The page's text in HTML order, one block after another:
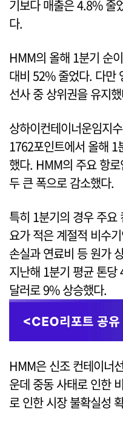
기보다 매출은 4.8% 줄
다.
HMM의 올해 1분기 순
대비 52% 줄었다. 다만
선사 중 상위권을 유지
상하이컨테이너운임지
1762포인트에서 올해
했다. HMM의 주요 항
두 큰 폭으로 감소했다.
특히 1분기의 경우 주요
요가 적은 계절적 비수
손실과 연료비 등 원가
지난해 1분기 평균 톤
달러로 9% 상승했다.
HMM은 신조 컨테이너
운데 중동 사태로 인한
로 인한 시장 불확실성